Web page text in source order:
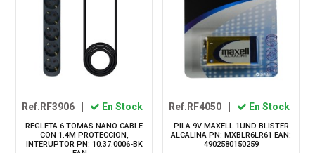
Ref.RF3906 | En Stock
REGLETA 6 TOMAS NANO CABLE
CON 1.4M PROTECCION,
INTERUPTOR PN: 10.37.0006-BK
Ref.RF4050 | En Stock
PILA 9V MAXELL 1UND BLISTER
ALCALINA PN: MXBLR6LR61 EAN:
4902580150259